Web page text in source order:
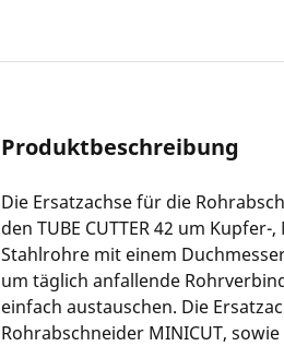
Produktbeschreibung
Die Ersatzachse für die
den TUBE CUTTER 42 um
Stahlrohre mit einem
um täglich anfallende
einfach austauschen. Die
Rohrabschneider MINICUT, sowie